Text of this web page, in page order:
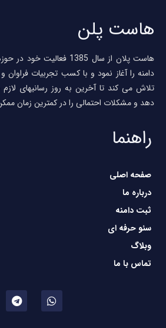
هاست پلن
هاست پلان از سال 1385
دامنه را آغاز نمود و با کسب تجربیات
تلاش می کند تا آخرین به روز رسانیهای
دهد و مشکلات احتمالی را در کمترین زمان
راهنما
صفحه اصلی
درباره ما
ثبت دامنه
سئو حرفه ای
وبلاگ
تماس با ما